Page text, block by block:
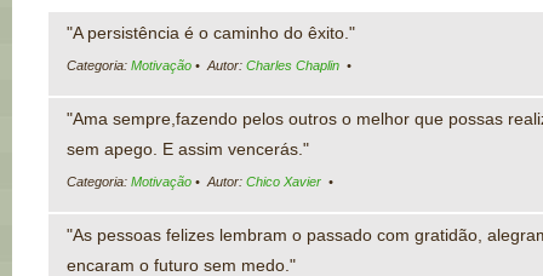
"A persistência é o caminho do êxito."
Categoria: Motivação • Autor: Charles Chaplin •
"Ama sempre,fazendo pelos outros o melhor que possas
sem apego. E assim vencerás."
Categoria: Motivação • Autor: Chico Xavier •
"As pessoas felizes lembram o passado com gratidão,
encaram o futuro sem medo."